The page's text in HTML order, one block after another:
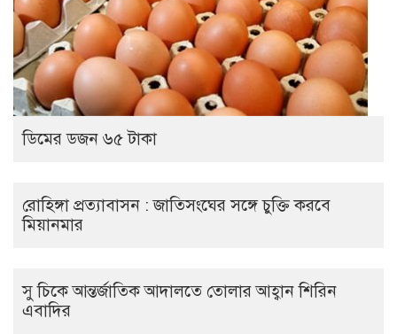
ডিমের ডজন ৬৫ টাকা
রোহিঙ্গা প্রত্যাবাসন : জাতিসংঘের সঙ্গে চুক্তি করবে
মিয়ানমার
সু চিকে আন্তর্জাতিক আদালতে তোলার আহ্বান শিরিন
এবাদির